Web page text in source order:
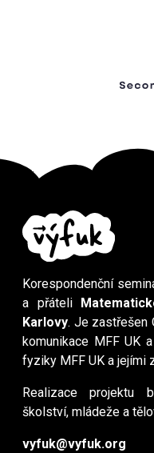
Korespondenční
a přáteli
Karlovy. Je zastřešen
komunikace MFF UK
fyziky MFF UK a jejími
Realizace projektu
školství, mládeže a
vyfuk@vyfuk.org